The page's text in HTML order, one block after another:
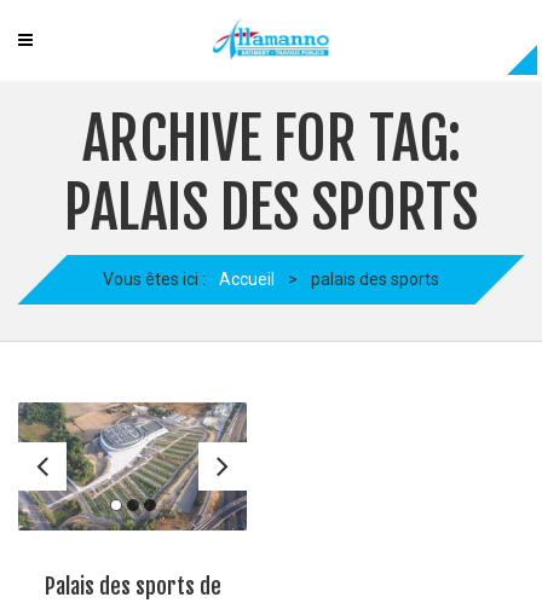
ARCHIVE FOR TAG:
PALAIS DES SPORTS
Vous êtes ici : Accueil > palais des sports
Palais des sports de